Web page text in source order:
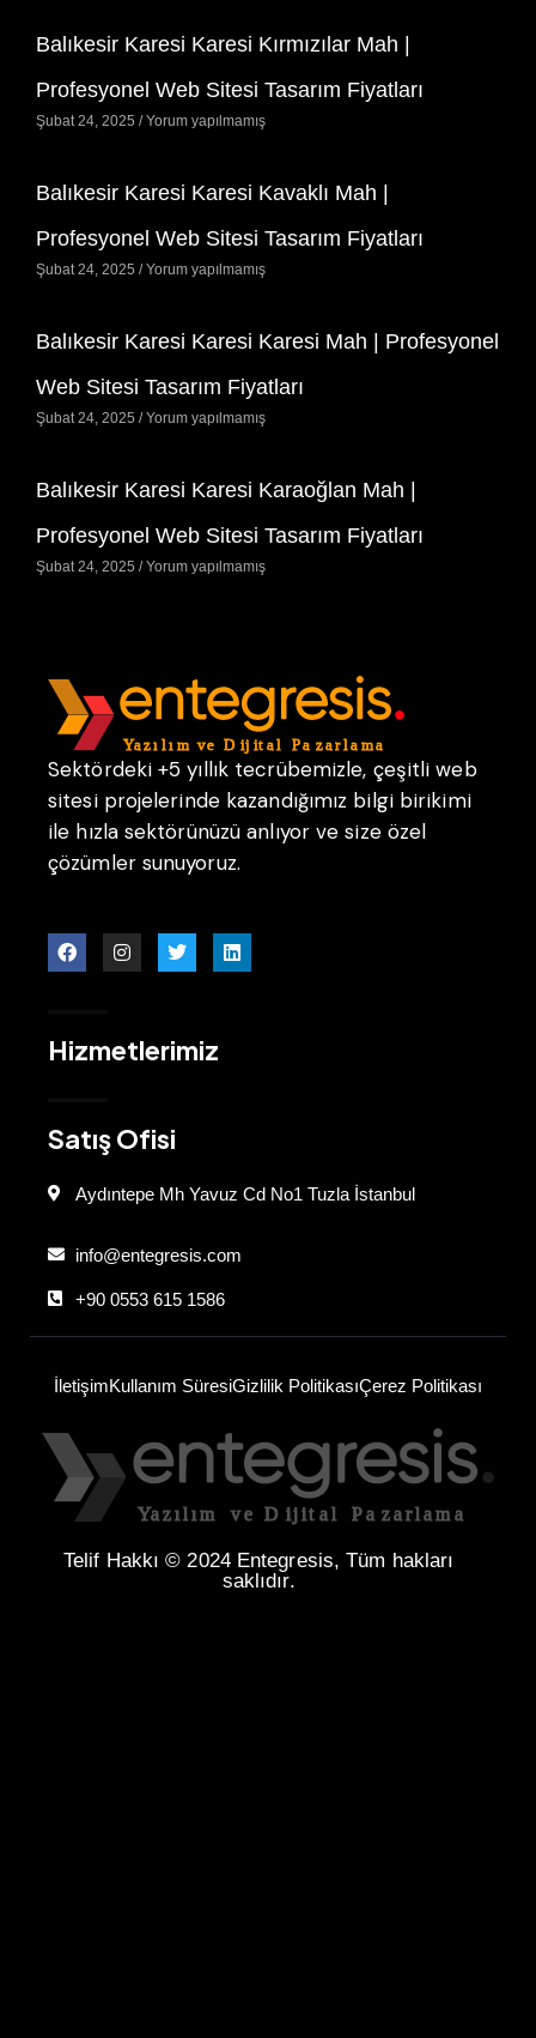
Balıkesir Karesi Karesi Kırmızılar Mah |
Profesyonel Web Sitesi Tasarım Fiyatları
Şubat 24, 2025 Yorum yapılmamış
Balıkesir Karesi Karesi Kavaklı Mah |
Profesyonel Web Sitesi Tasarım Fiyatları
Şubat 24, 2025 Yorum yapılmamış
Balıkesir Karesi Karesi Karesi Mah | Profesyonel
Web Sitesi Tasarım Fiyatları
Şubat 24, 2025 Yorum yapılmamış
Balıkesir Karesi Karesi Karaoğlan Mah |
Profesyonel Web Sitesi Tasarım Fiyatları
Şubat 24, 2025 Yorum yapılmamış
Sektördeki +5 yıllık tecrübemizle, çeşitli web
sitesi projelerinde kazandığımız bilgi birikimi
ile hızla sektörünüzü anlıyor ve size özel
çözümler sunuyoruz.
Hizmetlerimiz
Satış Ofisi
Aydıntepe Mh Yavuz Cd No1 Tuzla İstanbul
info@entegresis.com
+90 0553 615 1586
İletişimKullanım SüresiGizlilik PolitikasıÇerez Politikası
Telif Hakkı © 2024 Entegresis, Tüm hakları
saklıdır.